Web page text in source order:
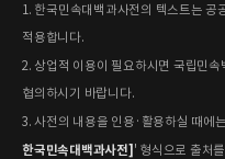
1. 한국민속대백과사전의 텍스트는
적용합니다.
2. 상업적 이용이 필요하시면 국립민속
협의하시기 바랍니다.
3. 사전의 내용을 인용·활용하실 때에
한국민속대백과사전]' 형식으로 출처